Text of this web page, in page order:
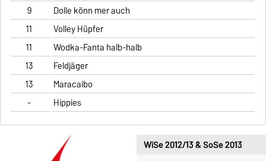
9
Dolle könn mer auch
11
Volley Hüpfer
11
Wodka-Fanta halb-halb
13
Feldjäger
13
Maracaibo
-
Hippies
WiSe 2012/13 & SoSe 2013